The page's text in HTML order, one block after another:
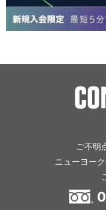
ご不明
ニューヨー